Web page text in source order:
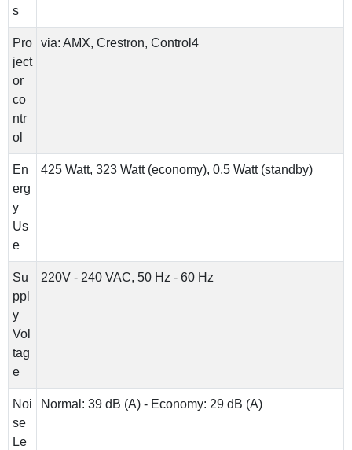
s
Pro
ject
or
co
ntr
ol
via: AMX, Crestron, Control4
En
erg
y
Us
e
425 Watt, 323 Watt (economy), 0.5 Watt (standby)
Su
ppl
y
Vol
tag
e
220V - 240 VAC, 50 Hz - 60 Hz
Noi
se
Le
Normal: 39 dB (A) - Economy: 29 dB (A)